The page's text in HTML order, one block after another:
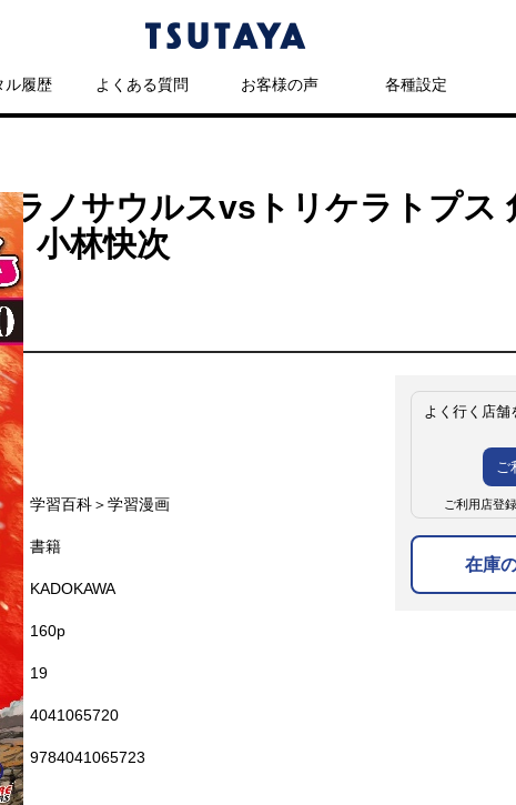
ル履歴 よくある質問 お客様の声 各種設定
ノサウルスvsトリケラトプス
小林快次
学習百科＞学習漫画
書籍
KADOKAWA
160p
19
4041065720
9784041065723
よく行く店舗
ご
ご利用店登
在庫